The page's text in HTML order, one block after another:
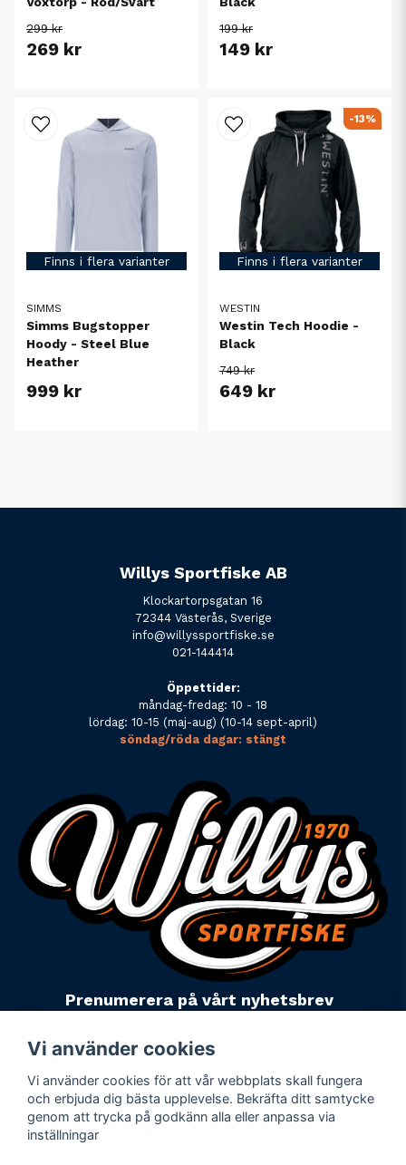
299 kr
269 kr
199 kr
149 kr
Finns i flera varianter
SIMMS
Simms Bugstopper
Hoody - Steel Blue
Heather
999 kr
Finns i flera varianter
WESTIN
Westin Tech Hoodie -
Black
749 kr
649 kr
-13%
Willys Sportfiske AB
Klockartorpsgatan 16
72344 Västerås, Sverige
info@willyssportfiske.se
021-144414
Öppettider:
måndag-fredag: 10 - 18
lördag: 10-15 (maj-aug) (10-14 sept-april)
söndag/röda dagar: stängt
Prenumerera på vårt nyhetsbrev
Powered by Nyehandel AB
Vi använder cookies
Vi använder cookies för att vår webbplats skall fungera
och erbjuda dig bästa upplevelse. Bekräfta ditt samtycke
genom att trycka på godkänn alla eller anpassa via
inställningar